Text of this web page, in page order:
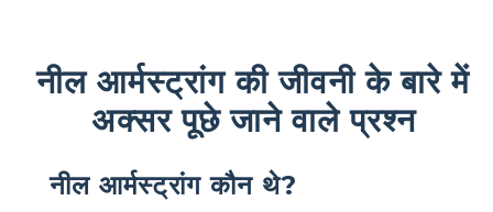
नील आर्मस्ट्रांग की जीवनी के बारे में
अक्सर पूछे जाने वाले प्रश्न
नील आर्मस्ट्रांग कौन थे?